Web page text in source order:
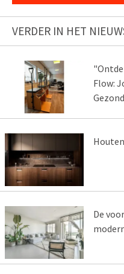
VERDER IN HET
Flow:
De